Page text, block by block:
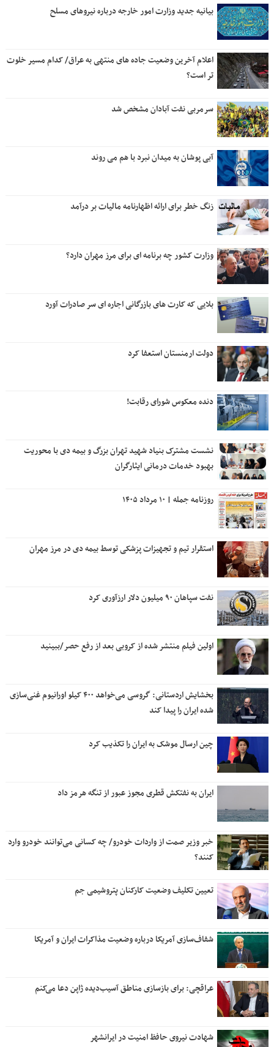
بیانیه جدید وزارت امور خارجه درباره نیروهای مسلح
اعلام آخرین وضعیت جاده های منتهی به عراق/ کدام مسیر خلوت
تر است؟
سرمربی نفت آبادان مشخص شد
آبی پوشان به میدان نبرد با هم می روند
زنگ خطر برای ارائه اظهارنامه مالیات بر درآمد
وزارت کشور چه برنامه ای برای مرز مهران دارد؟
بلایی که کارت های بازرگانی اجاره ای سر صادرات آورد
دولت ارمنستان استعفا کرد
دنده معکوس شورای رقابت!
نشست مشترک بنیاد شهید تهران بزرگ و بیمه دی با محوریت
بهبود خدمات درمانی ایثارگران
روزنامه جمله | ۱۰ مرداد ۱۴۰۵
استقرار تیم و تجهیزات پزشکی توسط بیمه دی در مرز مهران
نفت سپاهان ۹۰ میلیون دلار ارزآوری کرد
اولین فیلم منتشر شده از کروبی بعد از رفع حصر/ببینید
بخشایش اردستانی: گروسی می‌خواهد ۴۰۰ کیلو اورانیوم غنی‌سازی
شده ایران را پیدا کند
چین ارسال موشک به ایران را تکذیب کرد
ایران به نفتکش قطری مجوز عبور از تنگه هرمز داد
خبر وزیر صمت از واردات خودرو/ چه کسانی می‌توانند خودرو وارد
کنند؟
تعیین تکلیف وضعیت کارکنان پتروشیمی جم
شفاف‌سازی آمریکا درباره وضعیت مذاکرات ایران و آمریکا
عراقچی: برای بازسازی مناطق آسیب‌دیده ژاپن دعا می‌کنم
شهادت نیروی حافظ امنیت در ایرانشهر